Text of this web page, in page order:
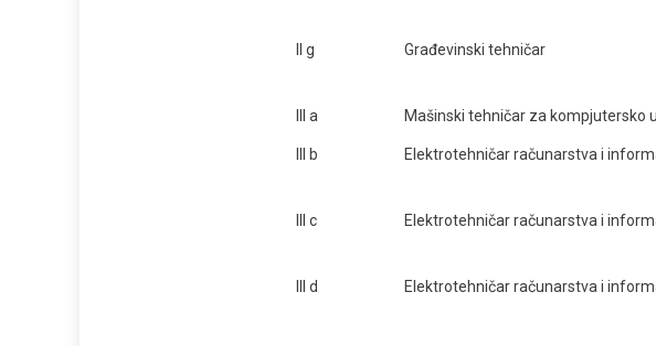
II g Građevinski tehničar
III a Mašinski tehničar za kompjutersko
III b Elektrotehničar računarstva i
III c Elektrotehničar računarstva i
III d Elektrotehničar računarstva i